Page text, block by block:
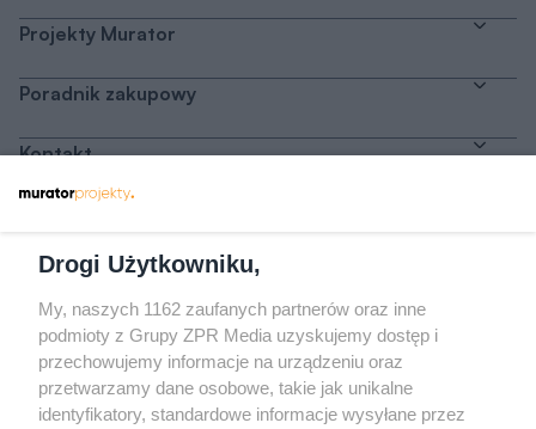
Projekty Murator
Poradnik zakupowy
Kontakt
Odwiedź grupę na Facebooku
Gdybym budował drugi raz - mądry Polak
przed budową
Drogi Użytkowniku,
My, naszych 1162 zaufanych partnerów oraz inne
podmioty z Grupy ZPR Media uzyskujemy dostęp i
przechowujemy informacje na urządzeniu oraz
przetwarzamy dane osobowe, takie jak unikalne
identyfikatory, standardowe informacje wysyłane przez